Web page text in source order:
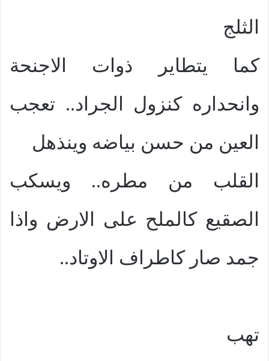
الثلج
كما يتطاير ذوات الاجنحة
وانحداره كنزول الجراد.. تعجب
العين من حسن بياضه وينذهل
القلب من مطره.. ويسكب
الصقيع كالملح على الارض واذا
جمد صار كاطراف الاوتاد..
تهب